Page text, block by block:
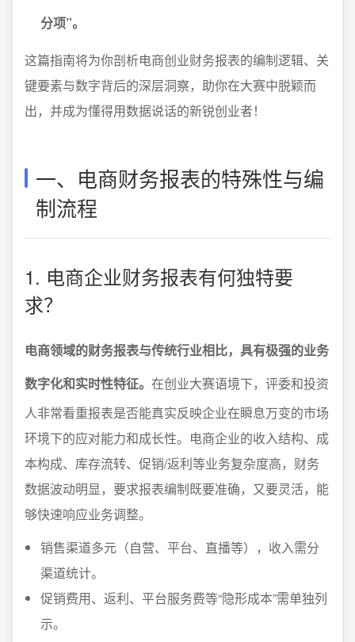
分项”。
这篇指南将为你剖析电商创业财务报表的编制逻辑、关
键要素与数字背后的深层洞察，助你在大赛中脱颖而
出，并成为懂得用数据说话的新锐创业者！
一、电商财务报表的特殊性与编
制流程
1. 电商企业财务报表有何独特要
求？
电商领域的财务报表与传统行业相比，具有极强的业务
数字化和实时性特征。 在创业大赛语境下，评委和投资
人非常看重报表是否能真实反映企业在瞬息万变的市场
环境下的应对能力和成长性。电商企业的收入结构、成
本构成、库存流转、促销/返利等业务复杂度高，财务
数据波动明显，要求报表编制既要准确，又要灵活，能
够快速响应业务调整。
销售渠道多元（自营、平台、直播等），收入需分
渠道统计。
促销费用、返利、平台服务费等“隐形成本”需单独列
示。